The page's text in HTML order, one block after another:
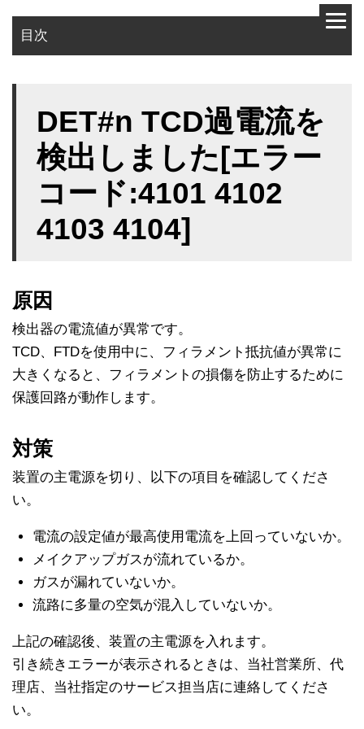
目次
対策
DET#n TCD過電流を
検出しました[エラー
コード:4101 4102
4103 4104]
原因
検出器の電流値が異常です。
TCD、FTDを使用中に、フィラメント抵抗値が異常に
大きくなると、フィラメントの損傷を防止するために
保護回路が動作します。
対策
装置の主電源を切り、以下の項目を確認してくださ
い。
電流の設定値が最高使用電流を上回っていないか。
メイクアップガスが流れているか。
ガスが漏れていないか。
流路に多量の空気が混入していないか。
上記の確認後、装置の主電源を入れます。
引き続きエラーが表示されるときは、当社営業所、代
理店、当社指定のサービス担当店に連絡してくださ
い。